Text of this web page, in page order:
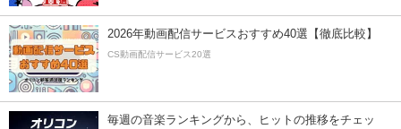
2026年動画配信サービスおすすめ40選【徹底比較】
CS動画配信サービス20選
毎週の音楽ランキングから、ヒットの推移をチェッ